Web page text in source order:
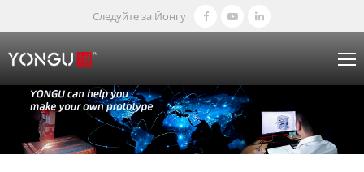
Следуйте за Йонгу